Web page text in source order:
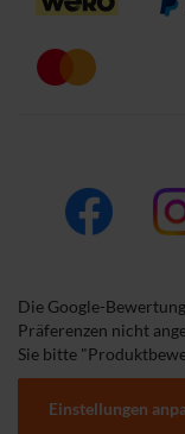
Die Google-
Präferenzen nicht
Sie bitte
Einstellungen